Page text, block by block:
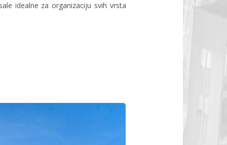
idealne za organizaciju svih vrsta